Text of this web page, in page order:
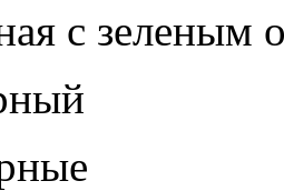
с зеленым